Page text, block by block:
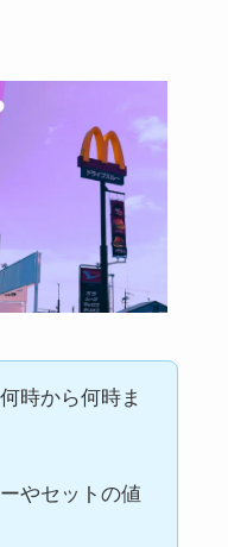
時から何時ま
やセットの値